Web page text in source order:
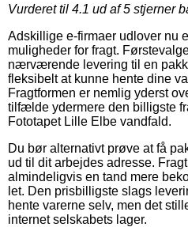
Vurderet til 4.1 ud af 5 stjerner
Adskillige e-firmaer udlover nu
muligheder for fragt.
nærværende levering til en
fleksibelt at kunne hente dine
Fragtformen er nemlig yderst
tilfælde ydermere den billigste
Fototapet Lille Elbe vandfald.
Du bør alternativt prøve at få
ud til dit arbejdes adresse.
almindeligvis en tand mere
let. Den prisbilligste slags
hente varerne selv, men det
internet selskabets lager.